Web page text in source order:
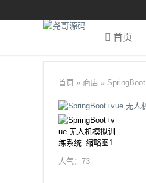
首页
首页 » 商店 » SpringBoot
人气： 73